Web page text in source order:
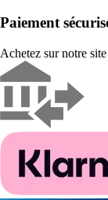
Paiement
Achetez sur notre